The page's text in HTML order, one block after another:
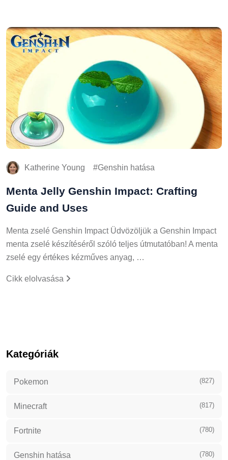
Katherine Young Genshin hatása
Menta Jelly Genshin Impact: Crafting
Guide and Uses
Menta zselé Genshin Impact Üdvözöljük a Genshin Impact
menta zselé készítéséről szóló teljes útmutatóban! A menta
zselé egy értékes kézműves anyag, …
Cikk elolvasása
Kategóriák
Pokemon (827)
Minecraft (817)
Fortnite (780)
Genshin hatása (780)